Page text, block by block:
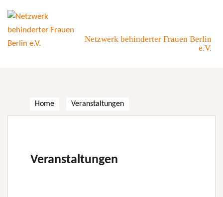
content
Netzwerk behinderter Frauen Berlin
e.V.
Home Veranstaltungen
Veranstaltungen